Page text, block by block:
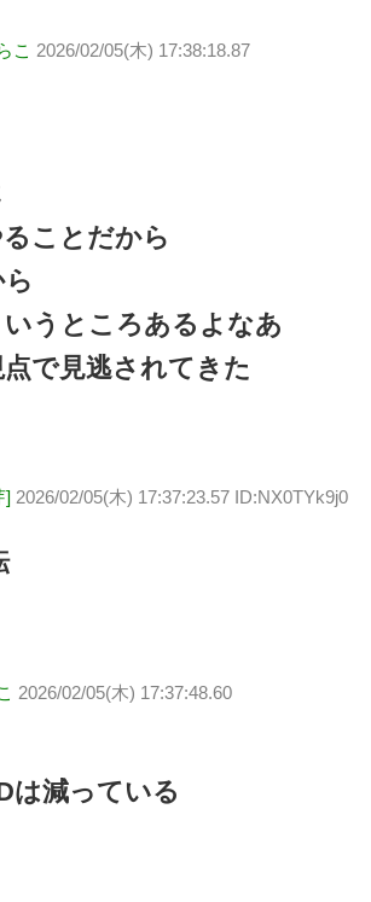
こ 2026/02/05(木) 17:38:18.87
ことだから
うところあるよなあ
で見逃されてきた
] 2026/02/05(木) 17:37:23.57 ID:NX0TYk9j0
2026/02/05(木) 17:37:48.60
は減っている